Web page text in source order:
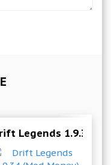
(Free Shopping)
Legends 1.9.34